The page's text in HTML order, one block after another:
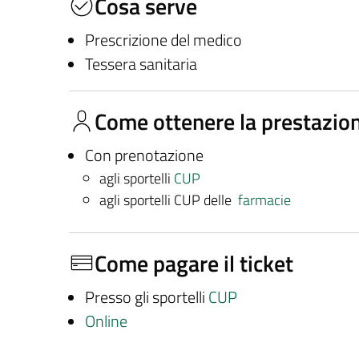
Prescrizione del medico
Tessera sanitaria
Come ottenere la
Con prenotazione
agli sportelli CUP
agli sportelli CUP delle farmacie
Come pagare il ticket
Presso gli sportelli CUP
Online